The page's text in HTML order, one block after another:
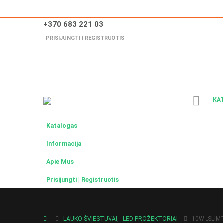
+370 683 221 03
PRISIJUNGTI | REGISTRUOTIS
Katalogas
Informacija
Apie Mus
Prisijungti | Registruotis
LAUKO ŠVIESTUVAI , LED PROŽEKTORIAI 10W